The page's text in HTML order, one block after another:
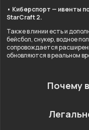
• Киберспорт — ивенты
StarCraft 2.
Также в линии есть и
бейсбол, снукер, водное
сопровождается
обновляются в реальном
Почему